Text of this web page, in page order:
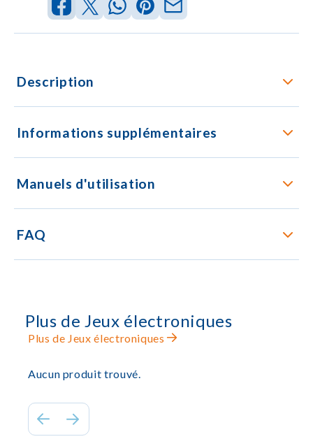
Description
Informations supplémentaires
Manuels d'utilisation
FAQ
Plus de Jeux électroniques
Plus de Jeux électroniques
Aucun produit trouvé.